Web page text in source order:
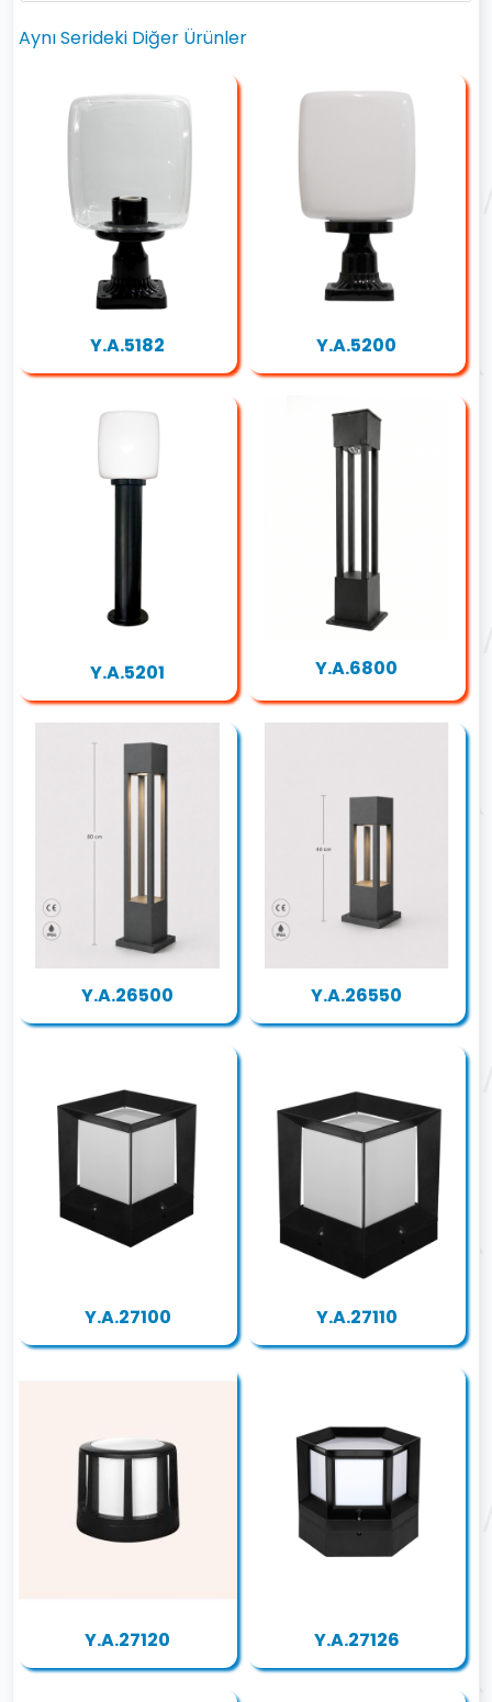
Aynı Serideki Diğer Ürünler
Y.A.5182 Y.A.5200
Y.A.5201 Y.A.6800
Y.A.26500 Y.A.26550
Y.A.27100 Y.A.27110
Y.A.27120 Y.A.27126